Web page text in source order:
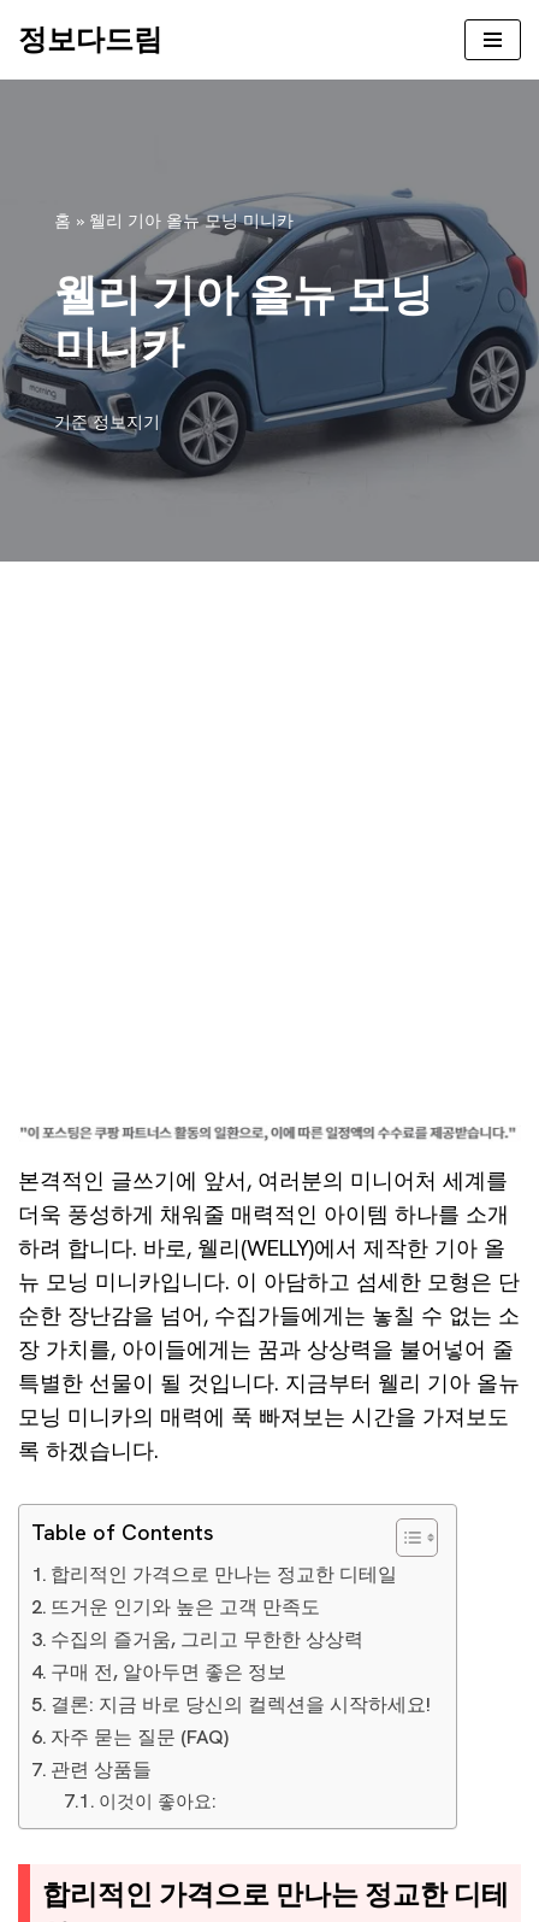
정보다드림
홈 » 웰리 기아 올뉴 모닝 미니카
웰리 기아 올뉴 모닝
미니카
기준정보지기
본격적인 글쓰기에 앞서, 여러분의 미니어처 세계를
더욱 풍성하게 채워줄 매력적인 아이템 하나를 소개
하려 합니다. 바로, 웰리(WELLY)에서 제작한 기아 올
뉴 모닝 미니카입니다. 이 아담하고 섬세한 모형은 단
순한 장난감을 넘어, 수집가들에게는 놓칠 수 없는 소
장 가치를, 아이들에게는 꿈과 상상력을 불어넣어 줄
특별한 선물이 될 것입니다. 지금부터 웰리 기아 올뉴
모닝 미니카의 매력에 푹 빠져보는 시간을 가져보도
록 하겠습니다.
Table of Contents
합리적인 가격으로 만나는 정교한 디테일
뜨거운 인기와 높은 고객 만족도
수집의 즐거움, 그리고 무한한 상상력
구매 전, 알아두면 좋은 정보
결론: 지금 바로 당신의 컬렉션을 시작하세요!
자주 묻는 질문 (FAQ)
관련 상품들
이것이 좋아요:
합리적인 가격으로 만나는 정교한 디테